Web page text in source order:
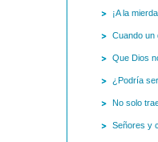
¡A la
Cuando un
Que Dios
¿Podría
No solo
Señores y